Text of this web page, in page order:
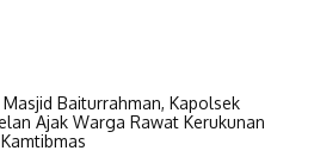
Masjid Baiturrahman, Kapolsek
Ajak Warga Rawat Kerukunan